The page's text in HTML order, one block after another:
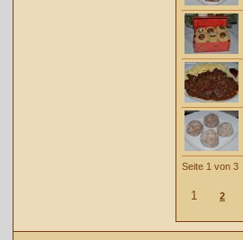
Seite 1 von 3
1 2